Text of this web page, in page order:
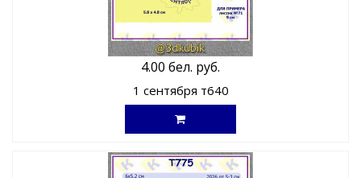
4.00 бел. руб.
1 сентября т640